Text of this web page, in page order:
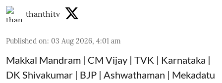
thanthitv
Published on: 03 Aug 2026, 4:01 am
Makkal Mandram | CM Vijay | TVK | Karnataka |
DK Shivakumar | BJP | Ashwathaman | Mekadatu